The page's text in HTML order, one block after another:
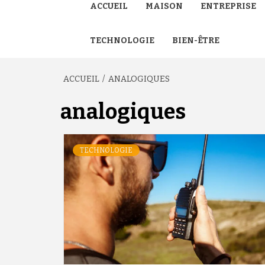
ACCUEIL MAISON ENTREPRISE
TECHNOLOGIE BIEN-ÊTRE
ACCUEIL ANALOGIQUES
analogiques
TECHNOLOGIE